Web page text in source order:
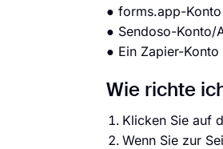
● forms.app-Konto
● Sendoso-Konto/
● Ein Zapier-Konto
Wie richte
Klicken Sie auf
Wenn Sie zur